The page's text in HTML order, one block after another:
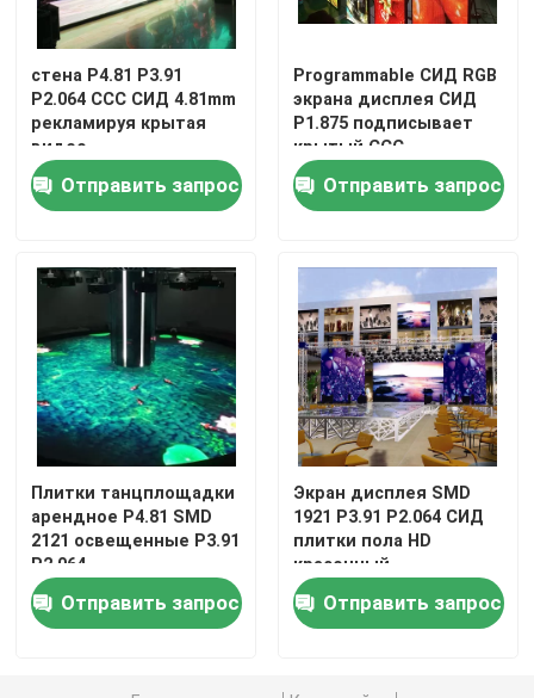
стена P4.81 P3.91
P2.064 CCC СИД 4.81mm
рекламируя крытая
видео-
Отправить запрос
Programmable СИД RGB
экрана дисплея СИД
P1.875 подписывает
крытый CCC
Отправить запрос
Плитки танцплощадки
арендное P4.81 SMD
2121 освещенные P3.91
P2.064
Отправить запрос
Экран дисплея SMD
1921 P3.91 P2.064 СИД
плитки пола HD
красочный
Отправить запрос